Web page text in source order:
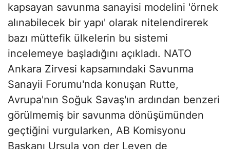
kapsayan savunma sanayisi modelini 'örnek
alınabilecek bir yapı' olarak nitelendirerek
bazı müttefik ülkelerin bu sistemi
incelemeye başladığını açıkladı. NATO
Ankara Zirvesi kapsamındaki Savunma
Sanayii Forumu'nda konuşan Rutte,
Avrupa'nın Soğuk Savaş'ın ardından benzeri
görülmemiş bir savunma dönüşümünden
geçtiğini vurgularken, AB Komisyonu
Başkanı Ursula von der Leyen de